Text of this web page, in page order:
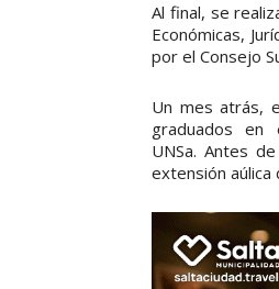
Al final, se
Económicas,
por el Consejo
Un mes atrás,
graduados en
UNSa. Antes
extensión aúlica